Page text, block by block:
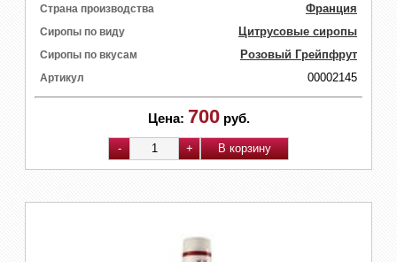
Страна производства Франция
Сиропы по виду Цитрусовые сиропы
Сиропы по вкусам Розовый Грейпфрут
Артикул 00002145
Цена: 700 руб.